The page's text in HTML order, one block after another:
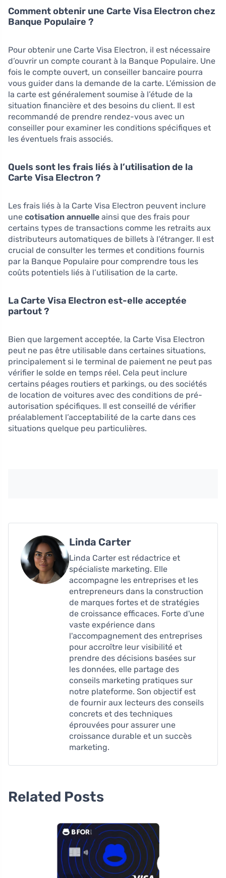
Comment obtenir une Carte Visa Electron chez
Banque Populaire ?
Pour obtenir une Carte Visa Electron, il est nécessaire
d’ouvrir un compte courant à la Banque Populaire. Une
fois le compte ouvert, un conseiller bancaire pourra
vous guider dans la demande de la carte. L’émission de
la carte est généralement soumise à l’étude de la
situation financière et des besoins du client. Il est
recommandé de prendre rendez-vous avec un
conseiller pour examiner les conditions spécifiques et
les éventuels frais associés.
Quels sont les frais liés à l’utilisation de la
Carte Visa Electron ?
Les frais liés à la Carte Visa Electron peuvent inclure
une cotisation annuelle ainsi que des frais pour
certains types de transactions comme les retraits aux
distributeurs automatiques de billets à l’étranger. Il est
crucial de consulter les termes et conditions fournis
par la Banque Populaire pour comprendre tous les
coûts potentiels liés à l’utilisation de la carte.
La Carte Visa Electron est-elle acceptée
partout ?
Bien que largement acceptée, la Carte Visa Electron
peut ne pas être utilisable dans certaines situations,
principalement si le terminal de paiement ne peut pas
vérifier le solde en temps réel. Cela peut inclure
certains péages routiers et parkings, ou des sociétés
de location de voitures avec des conditions de pré-
autorisation spécifiques. Il est conseillé de vérifier
préalablement l’acceptabilité de la carte dans ces
situations quelque peu particulières.
Linda Carter
Linda Carter est rédactrice et
spécialiste marketing. Elle
accompagne les entreprises et les
entrepreneurs dans la construction
de marques fortes et de stratégies
de croissance efficaces. Forte d'une
vaste expérience dans
l'accompagnement des entreprises
pour accroître leur visibilité et
prendre des décisions basées sur
les données, elle partage des
conseils marketing pratiques sur
notre plateforme. Son objectif est
de fournir aux lecteurs des conseils
concrets et des techniques
éprouvées pour assurer une
croissance durable et un succès
marketing.
Related Posts